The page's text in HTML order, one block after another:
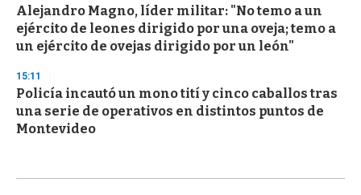
Alejandro Magno, líder militar: "No temo a un
ejército de leones dirigido por una oveja; temo a
un ejército de ovejas dirigido por un león"
15:11
Policía incautó un mono tití y cinco caballos tras
una serie de operativos en distintos puntos de
Montevideo